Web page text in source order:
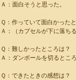
Ａ：面白そうと思った。
Ｑ：作っていて面白かった
Ａ：（カプセルが下に落ち
Ｑ：難しかったところは？
Ａ：ダンボールを切るとこ
Ｑ：できたときの感想は？